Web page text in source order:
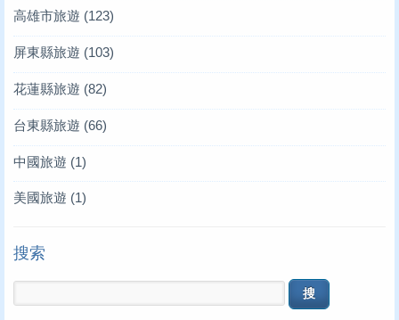
高雄市旅遊 (123)
屏東縣旅遊 (103)
花蓮縣旅遊 (82)
台東縣旅遊 (66)
中國旅遊 (1)
美國旅遊 (1)
搜索